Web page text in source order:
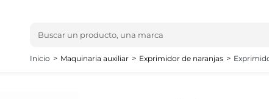
Inicio Maquinaria auxiliar Exprimidor de naranjas